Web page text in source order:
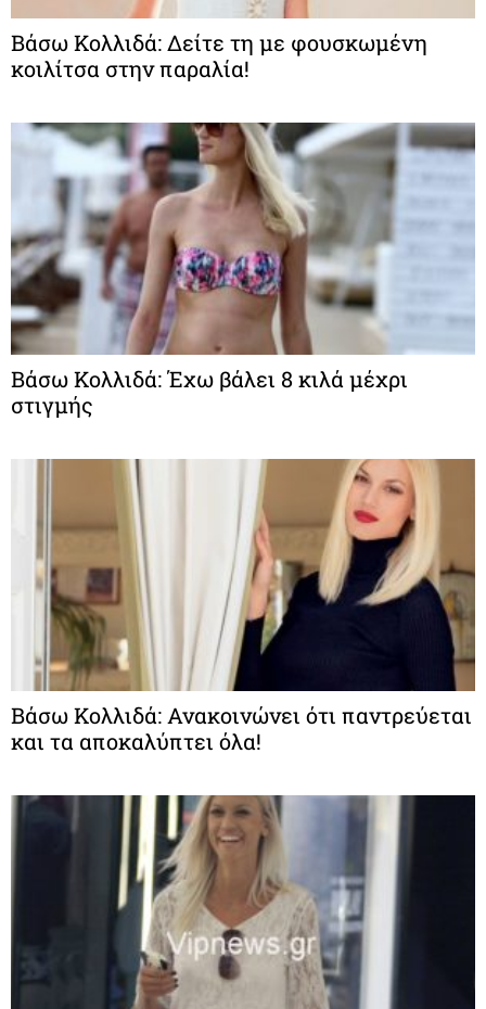
Βάσω Κολλιδά: Δείτε τη με φουσκωμένη
κοιλίτσα στην παραλία!
Βάσω Κολλιδά: Έχω βάλει 8 κιλά μέχρι
στιγμής
Βάσω Κολλιδά: Ανακοινώνει ότι παντρεύεται
και τα αποκαλύπτει όλα!